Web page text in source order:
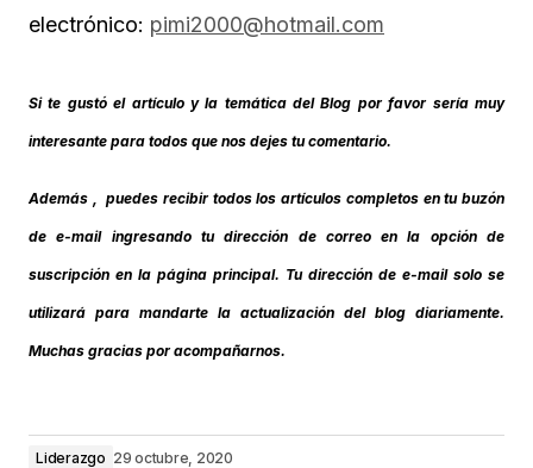
electrónico: pimi2000@hotmail.com
Si te gustó el artículo y la temática del Blog por favor sería muy
interesante para todos que nos dejes tu comentario.
Además , puedes recibir todos los artículos completos en tu buzón
de e-mail ingresando tu dirección de correo en la opción de
suscripción en la página principal. Tu dirección de e-mail solo se
utilizará para mandarte la actualización del blog diariamente.
Muchas gracias por acompañarnos.
Liderazgo 29 octubre, 2020